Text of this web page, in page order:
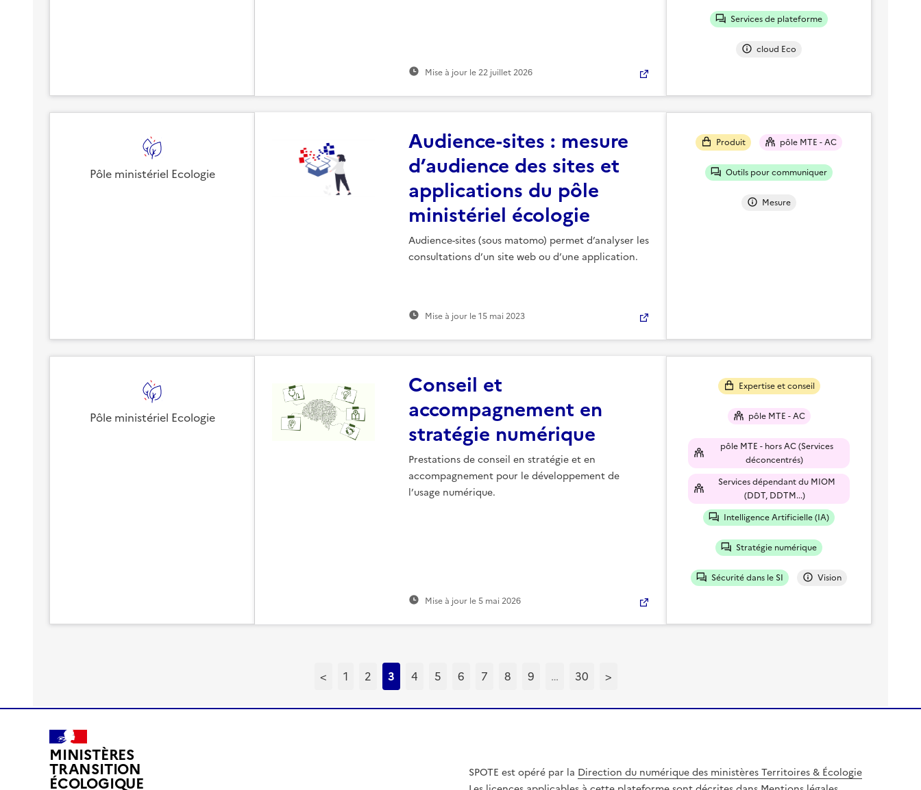
Mise à jour le22 juillet 2026
Services de plateforme
cloud Eco
Pôle ministériel Ecologie
Audience-sites : mesure
d’audience des sites et
applications du pôle
ministériel écologie
Audience-sites (sous matomo) permet d’analyser les
consultations d’un site web ou d’une application.
Mise à jour le15 mai 2023
Produit pôle MTE - AC
Outils pour communiquer
Mesure
Pôle ministériel Ecologie
Conseil et
accompagnement en
stratégie numérique
Prestations de conseil en stratégie et en
accompagnement pour le développement de
l’usage numérique.
Mise à jour le5 mai 2026
Expertise et conseil
pôle MTE - AC
pôle MTE - hors AC (Services
déconcentrés)
Services dépendant du MIOM
(DDT, DDTM...)
Intelligence Artificielle (IA)
Stratégie numérique
Sécurité dans le SI Vision
< 1 2 3 4 5 6 7 8 9 … 30 >
MINISTÈRES
TRANSITION
ÉCOLOGIQUE
SPOTE est opéré par la Direction du numérique des ministères Territoires & Écologie